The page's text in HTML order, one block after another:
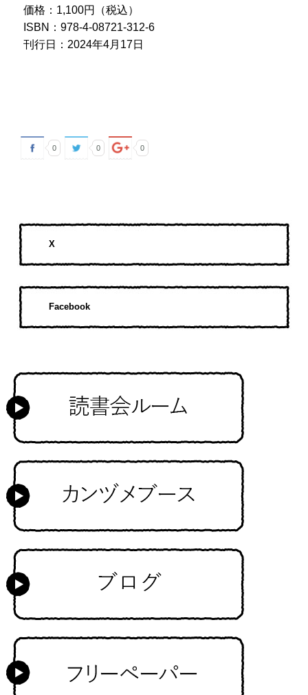
価格：1,100円（税込）
ISBN：978-4-08721-312-6
刊行日：2024年4月17日
0 0 0
X
Facebook